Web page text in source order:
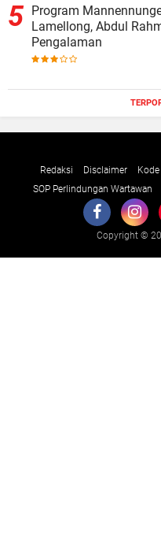
Program
Lamellong, Abdul
Pengalaman
Redaksi Disclaimer
SOP Perlindungan Wartawan
Copyright ©